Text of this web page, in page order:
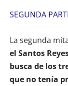
SEGUNDA
La segunda
el Santos
busca de los
que no tenía